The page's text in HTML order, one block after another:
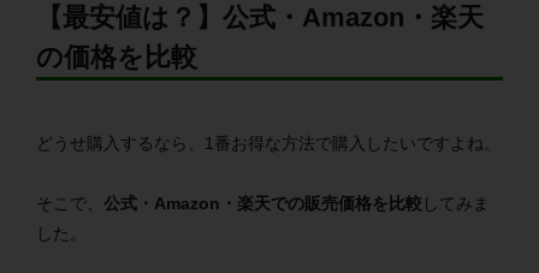
【最安値は？】公式・Amazon・楽天
の価格を比較
どうせ購入するなら、1番お得な方法で購入したいですよね。
そこで、 公式・Amazon・楽天での販売価格を比較 してみま
した。